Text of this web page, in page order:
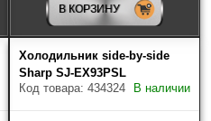
В КОРЗИНУ
Холодильник side-by-side
Sharp SJ-EX93PSL
Код товара: 434324
В наличии